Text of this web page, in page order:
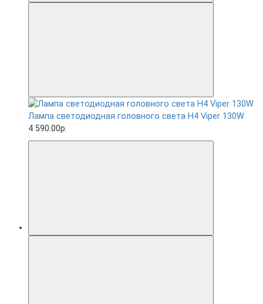
Лампа светодиодная головного света H4 Viper 130W
4 590.00р.